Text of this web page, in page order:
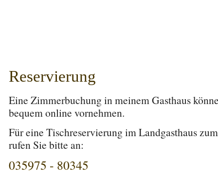
Reservierung
Eine Zimmerbuchung in meinem Gasthaus
bequem online vornehmen.
Für eine Tischreservierung im Landgasthaus
rufen Sie bitte an:
035975 - 80345